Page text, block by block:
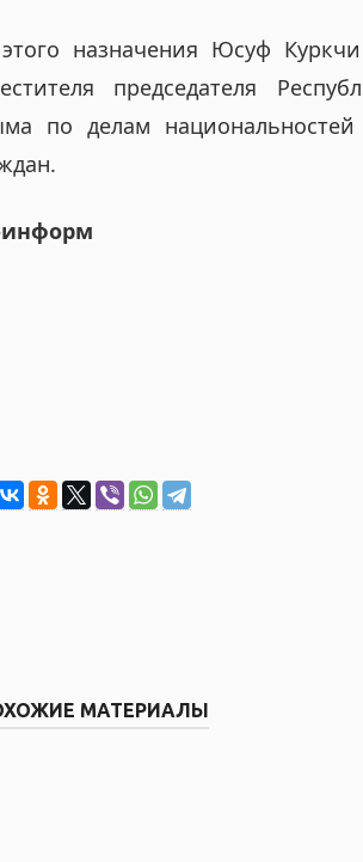
назначения Юсуф
председателя
по делам
информ
МАТЕРИАЛЫ